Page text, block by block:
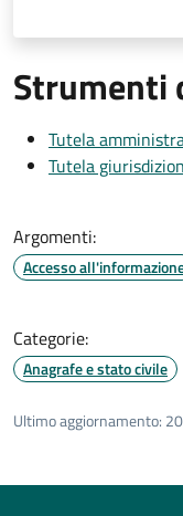
Strumenti
Tutela
Tutela
Argomenti:
Accesso
Categorie:
Anagrafe e stato civile
Ultimo aggiornamento: